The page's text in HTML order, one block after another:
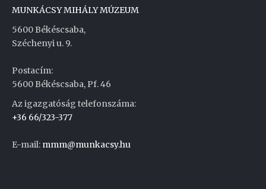
MUNKÁCSY MIHÁLY MÚZEUM
5600 Békéscsaba,
Széchenyi u. 9.
Postacím:
5600 Békéscsaba, Pf. 46
Az igazgatóság telefonszáma:
+36 66/323-377
E-mail: mmm@munkacsy.hu